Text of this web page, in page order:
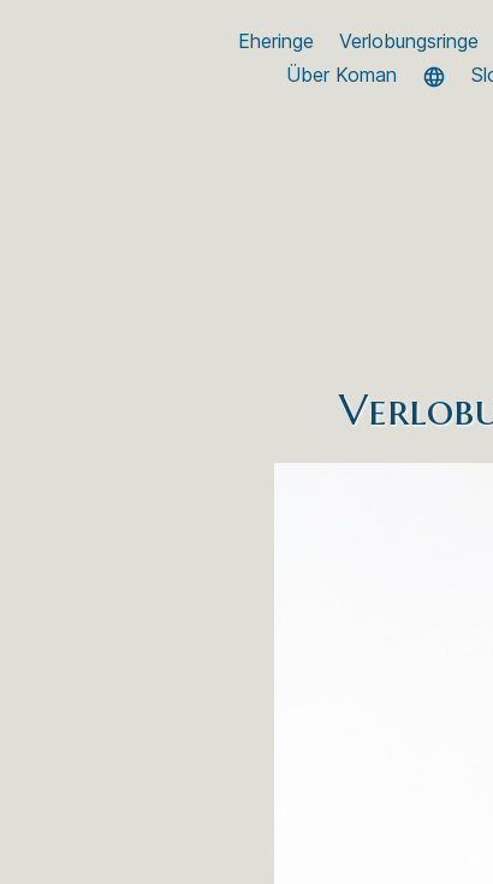
Eheringe Verlobungsringe
Über Koman